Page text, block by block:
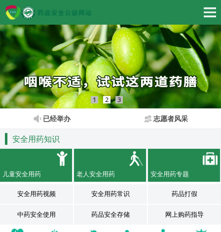
1 2 3
已经举办 志愿者风采
安全用药知识
儿童安全用药 老人安全用药 安全用药专题
安全用药视频 安全用药常识 药品打假
中药安全使用 药品安全存储 网上购药指导